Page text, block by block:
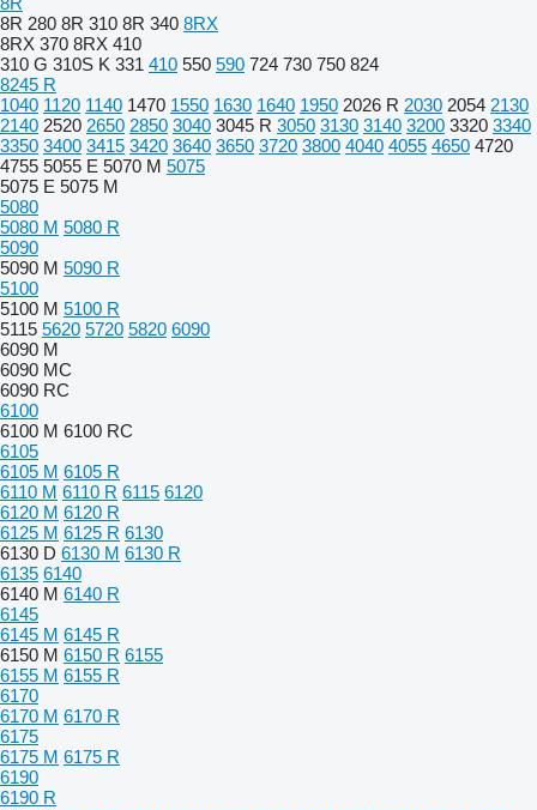
8R 280 8R 310 8R 340 8RX
8RX 370 8RX 410
310 G 310S K 331 410 550 590 724 730 750 824
8245 R
1040 1120 1140 1470 1550 1630 1640 1950 2026 R 2030 2054 2130
2140 2520 2650 2850 3040 3045 R 3050 3130 3140 3200 3320 3340
3350 3400 3415 3420 3640 3650 3720 3800 4040 4055 4650 4720
4755 5055 E 5070 M 5075
5075 E 5075 M
5080
5080 M 5080 R
5090
5090 M 5090 R
5100
5100 M 5100 R
5115 5620 5720 5820 6090
6090 M
6090 MC
6090 RC
6100
6100 M 6100 RC
6105
6105 M 6105 R
6110 M 6110 R 6115 6120
6120 M 6120 R
6125 M 6125 R 6130
6130 D 6130 M 6130 R
6135 6140
6140 M 6140 R
6145
6145 M 6145 R
6150 M 6150 R 6155
6155 M 6155 R
6170
6170 M 6170 R
6175
6175 M 6175 R
6190
6190 R